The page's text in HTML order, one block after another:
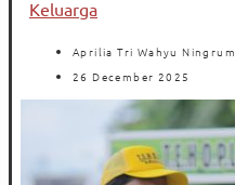
Keluarga
Aprilia Tri Wahyu Ningrum
26 December 2025